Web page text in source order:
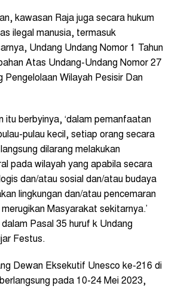
kawasan Raja juga secara hukum
ilegal manusia, termasuk
Undang Undang Nomor 1 Tahun
Atas Undang-Undang Nomor 27
Pengelolaan Wilayah Pesisir Dan
itu berbyinya, ‘dalam pemanfaatan
pulau kecil, setiap orang secara
dilarang melakukan
pada wilayah yang apabila secara
dan/atau sosial dan/atau budaya
lingkungan dan/atau pencemaran
Masyarakat sekitarnya.’
Pasal 35 huruf k Undang
Festus.
Dewan Eksekutif Unesco ke-216 di
pada 10-24 Mei 2023,